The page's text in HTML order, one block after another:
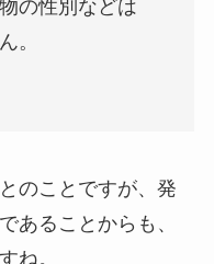
の性別などは
。
のことですが、発
あることからも、
ね。